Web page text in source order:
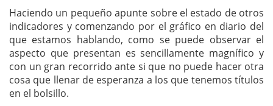
Haciendo un pequeño apunte sobre el estado de otros
indicadores y comenzando por el gráfico en diario del
que estamos hablando, como se puede observar el
aspecto que presentan es sencillamente magnífico y
con un gran recorrido ante si que no puede hacer otra
cosa que llenar de esperanza a los que tenemos títulos
en el bolsillo.